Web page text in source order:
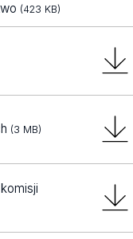
(423 KB)
(3 MB)